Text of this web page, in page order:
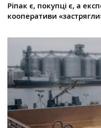
Ріпак є, покупці є, а
кооперативи